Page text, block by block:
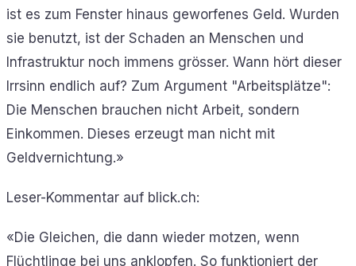
ist es zum Fenster hinaus geworfenes Geld. Wurden
sie benutzt, ist der Schaden an Menschen und
Infrastruktur noch immens grösser. Wann hört dieser
Irrsinn endlich auf? Zum Argument "Arbeitsplätze":
Die Menschen brauchen nicht Arbeit, sondern
Einkommen. Dieses erzeugt man nicht mit
Geldvernichtung.»
Leser-Kommentar auf blick.ch:
«Die Gleichen, die dann wieder motzen, wenn
Flüchtlinge bei uns anklopfen. So funktioniert der